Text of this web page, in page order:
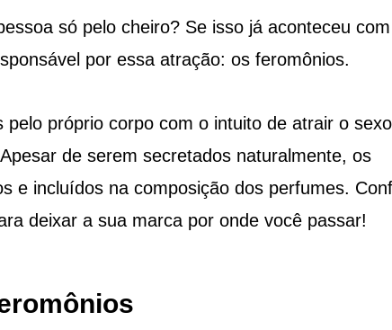
só pelo cheiro? Se isso já aconteceu com
por essa atração: os feromônios.
próprio corpo com o intuito de atrair o sexo
de serem secretados naturalmente, os
e incluídos na composição dos perfumes.
deixar a sua marca por onde você passar!